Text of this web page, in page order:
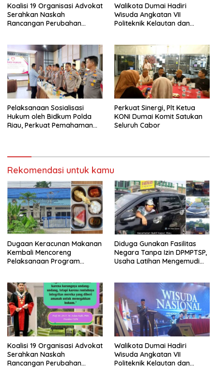
Koalisi 19 Organisasi Advokat
Serahkan Naskah
Rancangan Perubahan
RI
Walikota Dumai Hadiri
Wisuda Angkatan VII
Politeknik Kelautan dan
Pelaksanaan Sosialisasi
Hukum oleh Bidkum Polda
Riau, Perkuat Pemahaman
Perkuat Sinergi, Plt Ketua
KONI Dumai Komit Satukan
Seluruh Cabor
Rekomendasi untuk kamu
Dugaan Keracunan Makanan
Kembali Mencoreng
Pelaksanaan Program
Bersama Kota Dumai
Diduga Gunakan Fasilitas
Negara Tanpa Izin DPMPTSP,
Usaha Latihan Mengemudi
Koalisi 19 Organisasi Advokat
Serahkan Naskah
Rancangan Perubahan
Walikota Dumai Hadiri
Wisuda Angkatan VII
Politeknik Kelautan dan